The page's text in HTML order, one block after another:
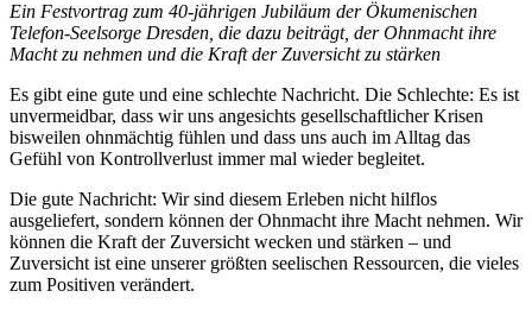
Ein Festvortrag zum 40-jährigen Jubiläum der Ökumenischen
Telefon-Seelsorge Dresden, die dazu beiträgt, der Ohnmacht ihre
Macht zu nehmen und die Kraft der Zuversicht zu stärken
Es gibt eine gute und eine schlechte Nachricht. Die Schlechte: Es ist
unvermeidbar, dass wir uns angesichts gesellschaftlicher Krisen
bisweilen ohnmächtig fühlen und dass uns auch im Alltag das
Gefühl von Kontrollverlust immer mal wieder begleitet.
Die gute Nachricht: Wir sind diesem Erleben nicht hilflos
ausgeliefert, sondern können der Ohnmacht ihre Macht nehmen. Wir
können die Kraft der Zuversicht wecken und stärken – und
Zuversicht ist eine unserer größten seelischen Ressourcen, die vieles
zum Positiven verändert.